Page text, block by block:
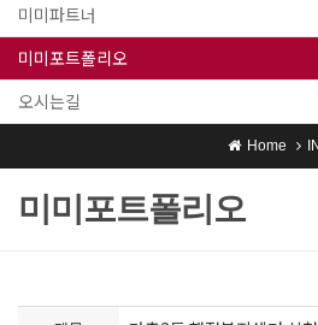
미미파트너
미미포트폴리오
오시는길
Home
미미포트폴리오